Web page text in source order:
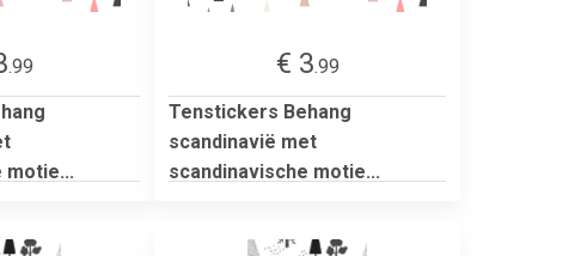
.99
motie...
€ 3.99
Tenstickers Behang
scandinavië met
scandinavische motie...